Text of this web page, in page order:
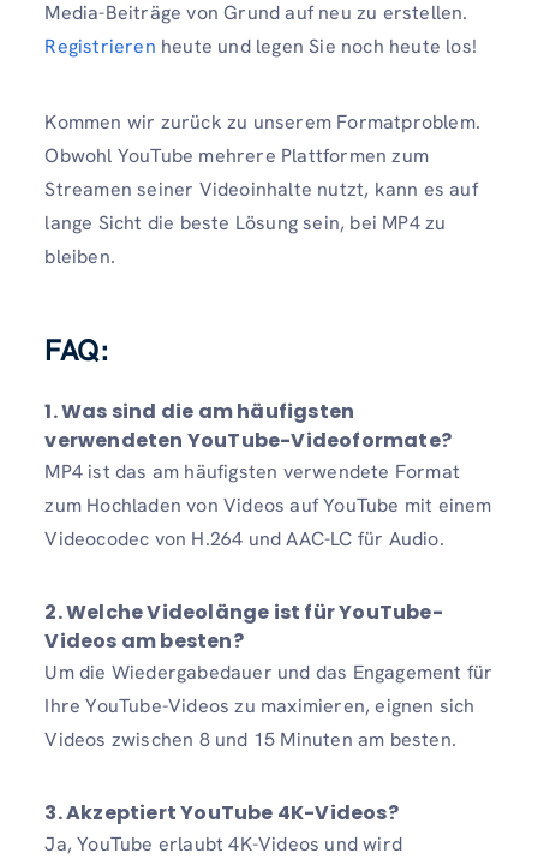
Media-Beiträge von Grund auf neu zu erstellen.
Registrieren heute und legen Sie noch heute los!
Kommen wir zurück zu unserem Formatproblem.
Obwohl YouTube mehrere Plattformen zum
Streamen seiner Videoinhalte nutzt, kann es auf
lange Sicht die beste Lösung sein, bei MP4 zu
bleiben.
FAQ:
1. Was sind die am häufigsten
verwendeten YouTube-Videoformate?
MP4 ist das am häufigsten verwendete Format
zum Hochladen von Videos auf YouTube mit einem
Videocodec von H.264 und AAC-LC für Audio.
2. Welche Videolänge ist für YouTube-
Videos am besten?
Um die Wiedergabedauer und das Engagement für
Ihre YouTube-Videos zu maximieren, eignen sich
Videos zwischen 8 und 15 Minuten am besten.
3. Akzeptiert YouTube 4K-Videos?
Ja, YouTube erlaubt 4K-Videos und wird